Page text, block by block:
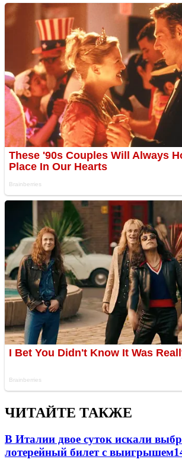
ЧИТАЙТЕ ТАКЖЕ
В Италии двое суток искали
лотерейный билет с выигрышем